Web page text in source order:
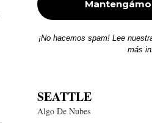
¡No hacemos spam! Lee
más
SEATTLE
Algo De Nubes